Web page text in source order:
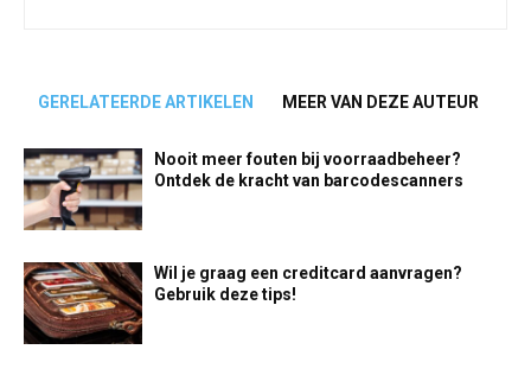
GERELATEERDE ARTIKELEN MEER VAN DEZE AUTEUR
Nooit meer fouten bij voorraadbeheer?
Ontdek de kracht van barcodescanners
Wil je graag een creditcard aanvragen?
Gebruik deze tips!